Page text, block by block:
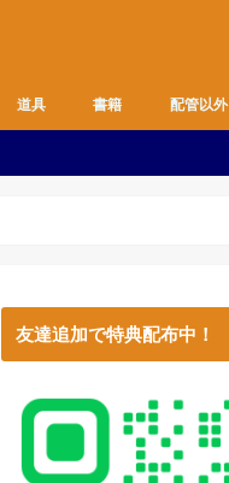
道具 書籍 配管以外
友達追加で特典配布中！